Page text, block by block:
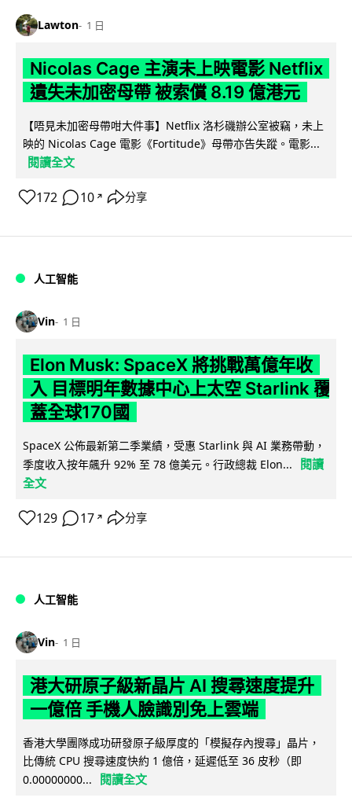
Lawton 1 日
Nicolas Cage 主演未上映電影 Netflix
遺失未加密母帶 被索償 8.19 億港元
【唔見未加密母帶咁大件事】Netflix 洛杉磯辦公室被竊，未上
映的 Nicolas Cage 電影《Fortitude》母帶亦告失蹤。電影...
閱讀全文
172 10 ↗ 分享
人工智能
Vin 1 日
Elon Musk: SpaceX 將挑戰萬億年收
入 目標明年數據中心上太空 Starlink 覆
蓋全球170國
SpaceX 公佈最新第二季業績，受惠 Starlink 與 AI 業務帶動，
季度收入按年飆升 92% 至 78 億美元。行政總裁 Elon...
閱讀
全文
129 17 ↗ 分享
人工智能
Vin 1 日
港大研原子級新晶片 AI 搜尋速度提升
一億倍 手機人臉識別免上雲端
香港大學團隊成功研發原子級厚度的「模擬存內搜尋」晶片，
比傳統 CPU 搜尋速度快約 1 億倍，延遲低至 36 皮秒（即
0.00000000...
閱讀全文